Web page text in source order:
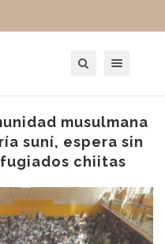
musulmana
suní, espera sin
chiitas